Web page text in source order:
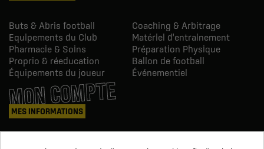
Buts & Abris football
Coaching & Arbitrage
Equipements du Club
Matériel d'entrainement
Pharmacie & Soins
Préparation Physique
Proprio & réeducation
Ballon de football
Équipements du joueur
Événementiel
MON COMPTE
MES INFORMATIONS